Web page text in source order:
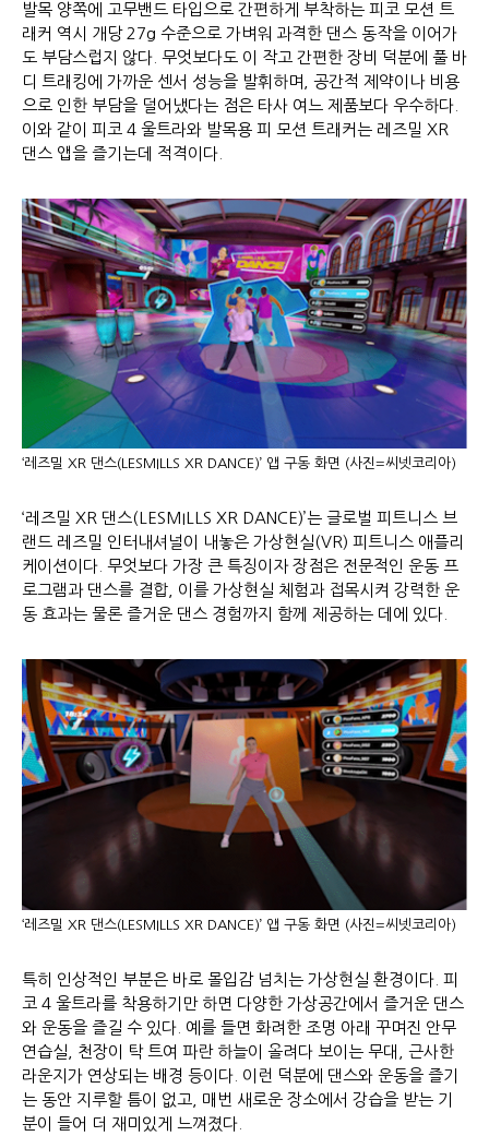
발목 양쪽에 고무밴드 타입으로 간편하게 부착하는 피코 모션 트
래커 역시 개당 27g 수준으로 가벼워 과격한 댄스 동작을 이어가
도 부담스럽지 않다. 무엇보다도 이 작고 간편한 장비 덕분에 풀 바
디 트래킹에 가까운 센서 성능을 발휘하며, 공간적 제약이나 비용
으로 인한 부담을 덜어냈다는 점은 타사 여느 제품보다 우수하다.
이와 같이 피코 4 울트라와 발목용 피 모션 트래커는 레즈밀 XR
댄스 앱을 즐기는데 적격이다.
‘레즈밀 XR 댄스(LESMILLS XR DANCE)’ 앱 구동 화면 (사진=씨넷코리아)
‘레즈밀 XR 댄스(LESMILLS XR DANCE)’는 글로벌 피트니스 브
랜드 레즈밀 인터내셔널이 내놓은 가상현실(VR) 피트니스 애플리
케이션이다. 무엇보다 가장 큰 특징이자 장점은 전문적인 운동 프
로그램과 댄스를 결합, 이를 가상현실 체험과 접목시켜 강력한 운
동 효과는 물론 즐거운 댄스 경험까지 함께 제공하는 데에 있다.
‘레즈밀 XR 댄스(LESMILLS XR DANCE)’ 앱 구동 화면 (사진=씨넷코리아)
특히 인상적인 부분은 바로 몰입감 넘치는 가상현실 환경이다. 피
코 4 울트라를 착용하기만 하면 다양한 가상공간에서 즐거운 댄스
와 운동을 즐길 수 있다. 예를 들면 화려한 조명 아래 꾸며진 안무
연습실, 천장이 탁 트여 파란 하늘이 올려다 보이는 무대, 근사한
라운지가 연상되는 배경 등이다. 이런 덕분에 댄스와 운동을 즐기
는 동안 지루할 틈이 없고, 매번 새로운 장소에서 강습을 받는 기
분이 들어 더 재미있게 느껴졌다.